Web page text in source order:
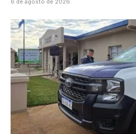
6 de agosto de 2026